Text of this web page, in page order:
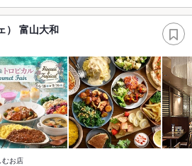
） 富山大和
むお店